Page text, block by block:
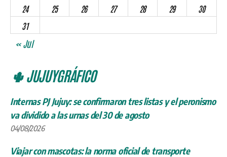
24
25 26 27 28 29
30
31
« Jul
🌵 JUJUYGRÁFICO
Internas PJ Jujuy: se confirmaron tres listas y el peronismo
va dividido a las urnas del 30 de agosto
04/08/2026
Viajar con mascotas: la norma oficial de transporte